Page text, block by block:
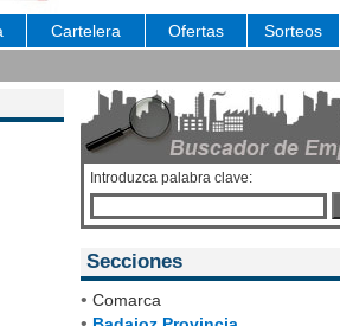
Cartelera Ofertas Sorteos
Introduzca palabra clave:
Secciones
• Comarca